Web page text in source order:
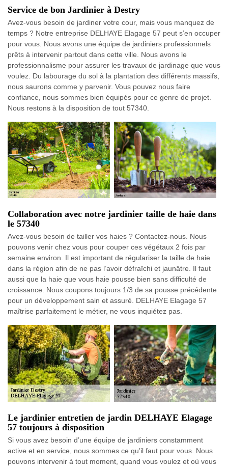
Service de bon Jardinier à Destry
Avez-vous besoin de jardiner votre cour, mais vous manquez de
temps ? Notre entreprise DELHAYE Elagage 57 peut s’en occuper
pour vous. Nous avons une équipe de jardiniers professionnels
prêts à intervenir partout dans cette ville. Nous avons le
professionnalisme pour assurer les travaux de jardinage que vous
voulez. Du labourage du sol à la plantation des différents massifs,
nous saurons comme y parvenir. Vous pouvez nous faire
confiance, nous sommes bien équipés pour ce genre de projet.
Nous restons à la disposition de tout 57340.
Collaboration avec notre jardinier taille de haie dans
le 57340
Avez-vous besoin de tailler vos haies ? Contactez-nous. Nous
pouvons venir chez vous pour couper ces végétaux 2 fois par
semaine environ. Il est important de régulariser la taille de haie
dans la région afin de ne pas l’avoir défraîchi et jaunâtre. Il faut
aussi que la haie que vous haie pousse bien sans difficulté de
croissance. Nous coupons toujours 1/3 de sa pousse précédente
pour un développement sain et assuré. DELHAYE Elagage 57
maîtrise parfaitement le métier, ne vous inquiétez pas.
Le jardinier entretien de jardin DELHAYE Elagage
57 toujours à disposition
Si vous avez besoin d’une équipe de jardiniers constamment
active et en service, nous sommes ce qu’il faut pour vous. Nous
pouvons intervenir à tout moment, quand vous voulez et où vous